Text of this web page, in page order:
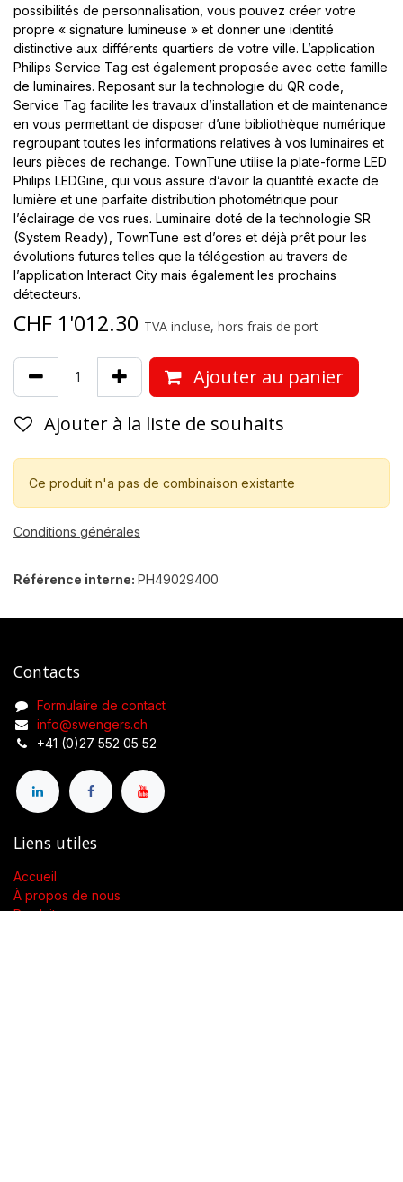
possibilités de personnalisation, vous pouvez créer votre
propre « signature lumineuse » et donner une identité
distinctive aux différents quartiers de votre ville. L’application
Philips Service Tag est également proposée avec cette famille
de luminaires. Reposant sur la technologie du QR code,
Service Tag facilite les travaux d’installation et de maintenance
en vous permettant de disposer d’une bibliothèque numérique
regroupant toutes les informations relatives à vos luminaires et
leurs pièces de rechange. TownTune utilise la plate-forme LED
Philips LEDGine, qui vous assure d’avoir la quantité exacte de
lumière et une parfaite distribution photométrique pour
l’éclairage de vos rues. Luminaire doté de la technologie SR
(System Ready), TownTune est d’ores et déjà prêt pour les
évolutions futures telles que la télégestion au travers de
l’application Interact City mais également les prochains
détecteurs.
CHF 1'012.30 TVA incluse, hors frais de port
Ajouter au panier
Ajouter à la liste de souhaits
Ce produit n'a pas de combinaison existante
Conditions générales
Référence interne: PH49029400
Contacts
Formulaire de contact
info@swengers.ch
+41 (0)27 552 05 52
Liens utiles
Accueil
À propos de nous
Produits